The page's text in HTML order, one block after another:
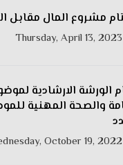
مشروع المال مقابل
Thursday, April 13, 2023
الورشة الارشادية
والصحة المهنية
October 19, 2022